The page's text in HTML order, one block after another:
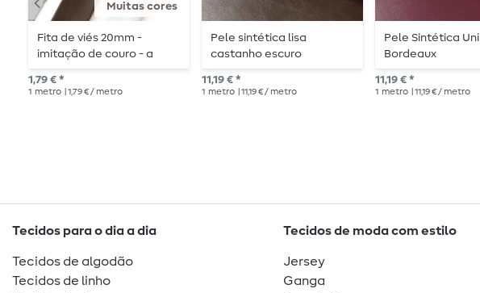
Muitas cores
Fita de viés 20mm -
imitação de couro - a
metro
1,79 € *
1 metro | 1,79 € / metro
Pele sintética lisa
castanho escuro
11,19 € *
1 metro | 11,19 € / metro
Pele Sintética Uni
Bordeaux
11,19 € *
1 metro | 11,19 € / metro
Tecidos para o dia a dia
Tecidos de algodão
Tecidos de linho
Tecidos de moda com estilo
Jersey
Ganga